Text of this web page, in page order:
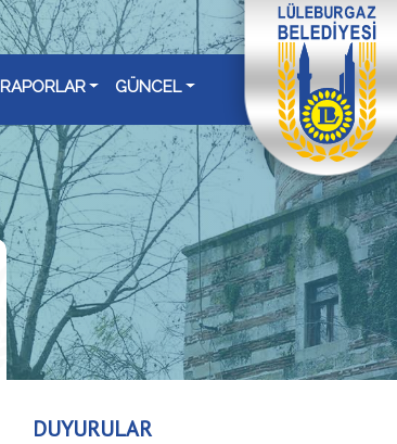
RAPORLAR GÜNCEL
DUYURULAR